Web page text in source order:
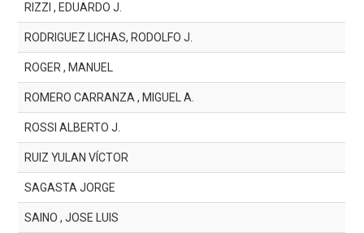
RIZZI , EDUARDO J.
RODRIGUEZ LICHAS, RODOLFO J.
ROGER , MANUEL
ROMERO CARRANZA , MIGUEL A.
ROSSI ALBERTO J.
RUIZ YULAN VÍCTOR
SAGASTA JORGE
SAINO , JOSE LUIS